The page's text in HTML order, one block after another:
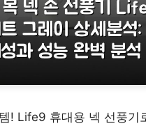
! Life9 휴대용 넥 선풍기